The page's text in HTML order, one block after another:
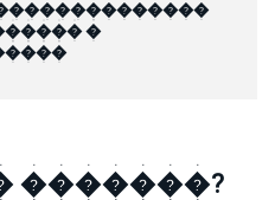
�
�������?